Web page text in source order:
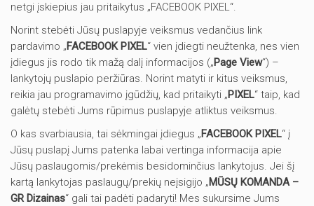
netgi įskiepius jau pritaikytus „FACEBOOK PIXEL“.
Norint stebėti Jūsų puslapyje veiksmus vedančius link
pardavimo „FACEBOOK PIXEL“ vien įdiegti neužtenka, nes vien
įdiegus jis rodo tik mažą dalį informacijos („Page View“) –
lankytojų puslapio peržiūras. Norint matyti ir kitus veiksmus,
reikia jau programavimo įgūdžių, kad pritaikyti „PIXEL“ taip, kad
galėtų stebėti Jums rūpimus puslapyje atliktus veiksmus.
O kas svarbiausia, tai sėkmingai įdiegus „FACEBOOK PIXEL“ į
Jūsų puslapį Jums patenka labai vertinga informacija apie
Jūsų paslaugomis/prekėmis besidominčius lankytojus. Jei šį
kartą lankytojas paslaugų/prekių neįsigijo „MŪSŲ KOMANDA –
GR Dizainas“ gali tai padėti padaryti! Mes sukursime Jums